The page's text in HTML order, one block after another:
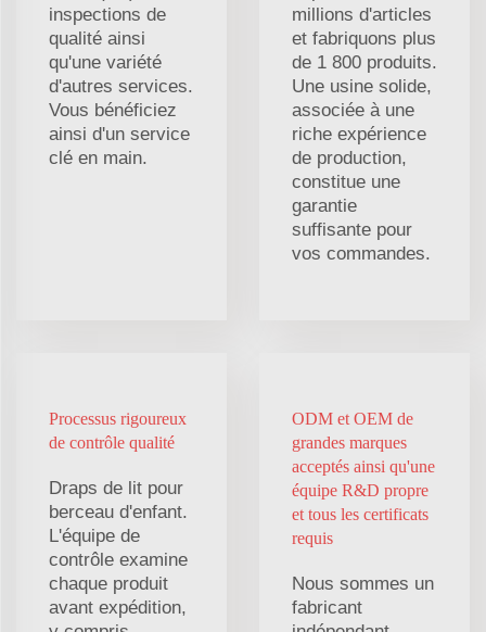
inspections de
qualité ainsi
qu'une variété
d'autres services.
Vous bénéficiez
ainsi d'un service
clé en main.
millions d'articles
et fabriquons plus
de 1 800 produits.
Une usine solide,
associée à une
riche expérience
de production,
constitue une
garantie
suffisante pour
vos commandes.
Processus rigoureux
de contrôle qualité
Draps de lit pour
berceau d'enfant.
L'équipe de
contrôle examine
chaque produit
avant expédition,
ODM et OEM de
grandes marques
acceptés ainsi qu'une
équipe R&D propre
et tous les certificats
requis
Nous sommes un
fabricant